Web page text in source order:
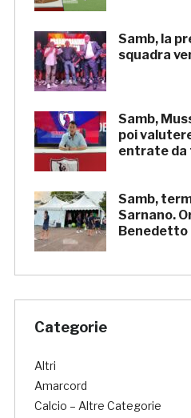
Samb, la
squadra
Samb,
poi
entrate da
Samb,
Sarnano.
Benedetto
Categorie
Altri
Amarcord
Calcio – Altre Categorie